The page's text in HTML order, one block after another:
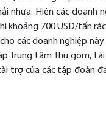
nhựa. Hiện các doanh
khoảng 700 USD/tấn
các doanh nghiệp này
Trung tâm Thu gom,
trợ của các tập đoàn